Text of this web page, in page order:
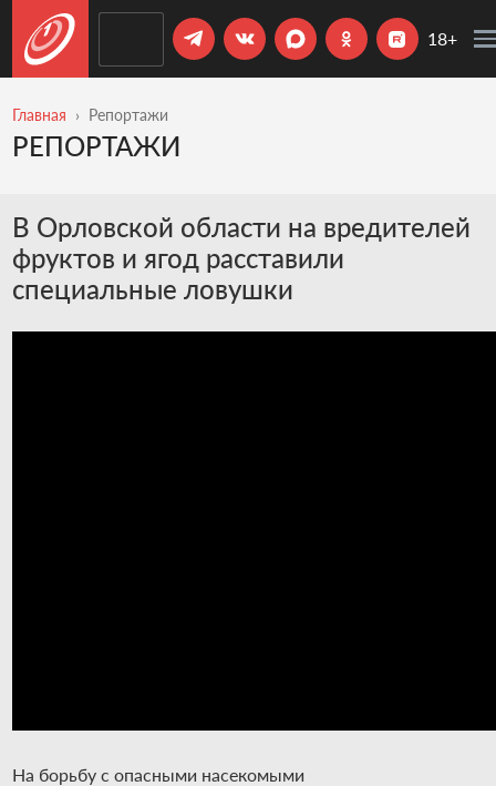
18+
Главная Репортажи
РЕПОРТАЖИ
В Орловской области на вредителей
фруктов и ягод расставили
специальные ловушки
На борьбу с опасными насекомыми